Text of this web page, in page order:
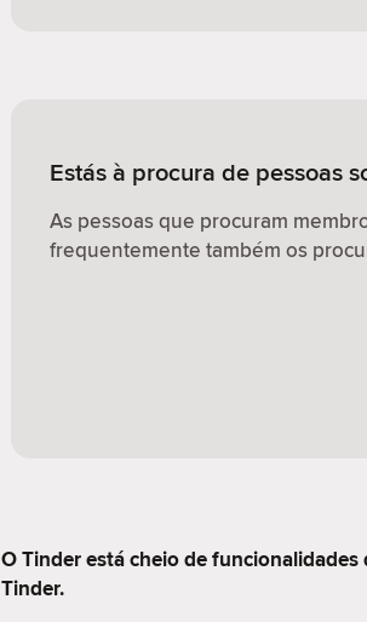
Estás à procura de pessoas
As pessoas que procuram
frequentemente também os
O Tinder está cheio de
Tinder.